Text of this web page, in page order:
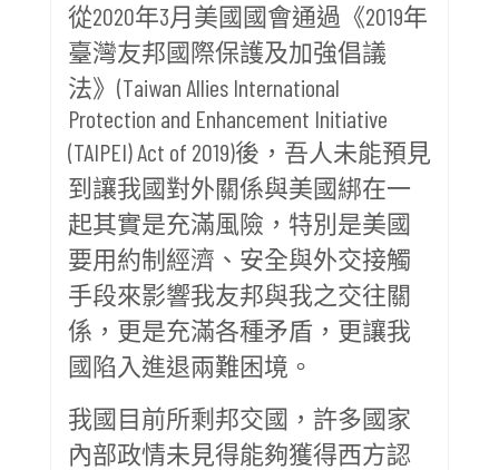
從2020年3月美國國會通過《2019年
臺灣友邦國際保護及加強倡議
法》(Taiwan Allies International
Protection and Enhancement Initiative
(TAIPEI) Act of 2019)後，吾人未能預見
到讓我國對外關係與美國綁在一
起其實是充滿風險，特別是美國
要用約制經濟、安全與外交接觸
手段來影響我友邦與我之交往關
係，更是充滿各種矛盾，更讓我
國陷入進退兩難困境。
我國目前所剩邦交國，許多國家
內部政情未見得能夠獲得西方認